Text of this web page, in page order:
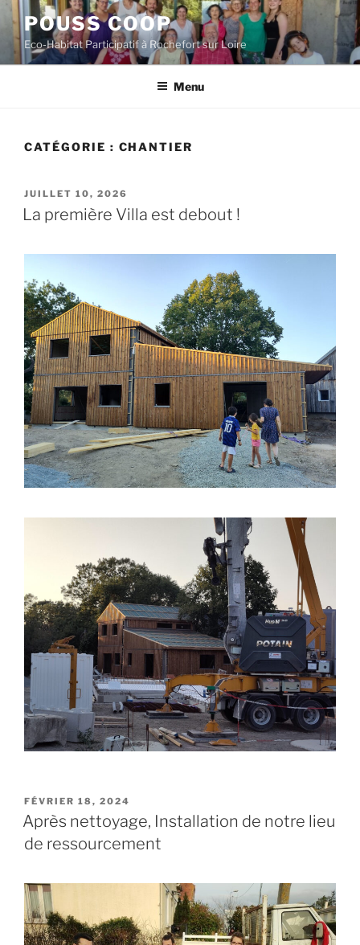
Aller
au
contenu
principal
POUSS COOP
Eco-Habitat Participatif à Rochefort sur Loire
Menu
CATÉGORIE : CHANTIER
PUBLIÉ
LE
JUILLET 10, 2026
La première Villa est debout !
PUBLIÉ
LE
FÉVRIER 18, 2024
Après nettoyage, Installation de notre lieu
de ressourcement